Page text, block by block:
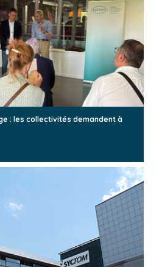
: les collectivités demandent à